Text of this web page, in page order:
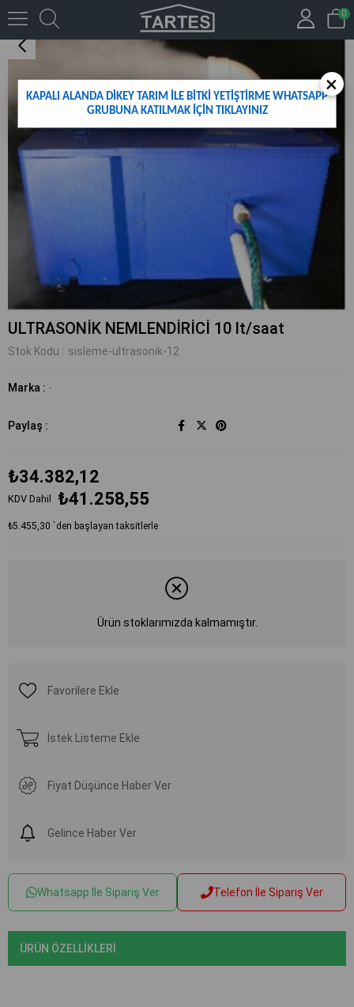
0
ULTRASONİK NEMLENDİRİCİ 10 lt/saat
ULTRASONİK NEMLENDİRİCİ 10 lt/saat
Stok Kodu sisleme-ultrasonik-12
Marka : -
Paylaş :
₺34.382,12
KDV Dahil ₺41.258,55
₺5.455,30 `den başlayan taksitlerle
Ürün stoklarımızda kalmamıştır.
Favorilere Ekle
İstek Listeme Ekle
Fiyat Düşünce Haber Ver
Gelince Haber Ver
Whatsapp İle Sipariş Ver Telefon İle Sipariş Ver
ÜRÜN ÖZELLIKLERI
×
KAPALI ALANDA DİKEY TARIM İLE BİTKİ YETİŞTİRME WHATSAPP
GRUBUNA KATILMAK İÇİN TIKLAYINIZ